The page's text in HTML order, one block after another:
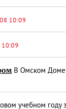
10:09
10:09
В Омском Доме
учебном году